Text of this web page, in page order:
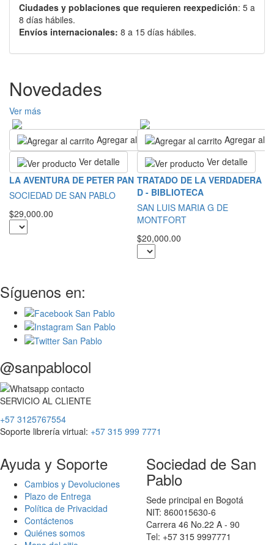
Ciudades y poblaciones que requieren reexpedición: 5 a
8 días hábiles.
Envíos internacionales: 8 a 15 días hábiles.
Novedades
Ver más
Agregar al carrito
Ver detalle
LA AVENTURA DE PETER PAN
SOCIEDAD DE SAN PABLO
$29,000.00
Agregar al
Ver detalle
TRATADO DE LA VERDADERA
D - BIBLIOTECA
SAN LUIS MARIA G DE
MONTFORT
$20,000.00
Síguenos en:
@sanpablocol
SERVICIO AL CLIENTE
+57 3125767554
Soporte librería virtual: +57 315 999 7771
Ayuda y Soporte
Cambios y Devoluciones
Plazo de Entrega
Política de Privacidad
Contáctenos
Quiénes somos
Sociedad de San
Pablo
Sede principal en Bogotá
NIT: 860015630-6
Carrera 46 No.22 A - 90
Tel: +57 315 9997771